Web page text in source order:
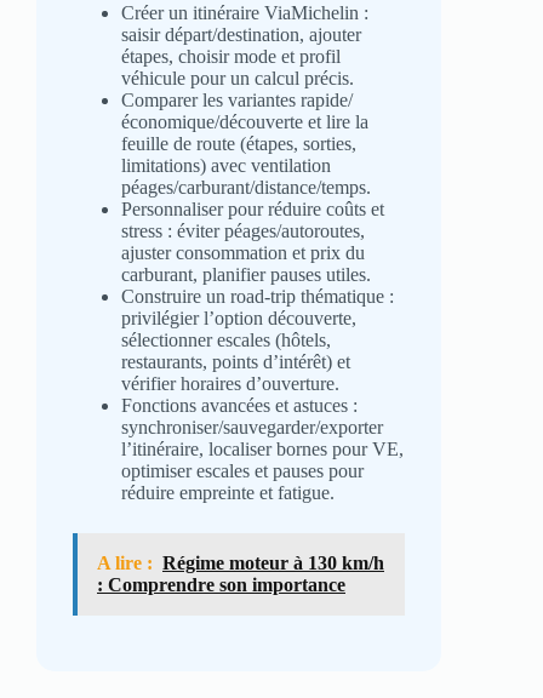
Créer un itinéraire ViaMichelin :
saisir départ/destination, ajouter
étapes, choisir mode et profil
véhicule pour un calcul précis.
Comparer les variantes rapide/
économique/découverte et lire la
feuille de route (étapes, sorties,
limitations) avec ventilation
péages/carburant/distance/temps.
Personnaliser pour réduire coûts et
stress : éviter péages/autoroutes,
ajuster consommation et prix du
carburant, planifier pauses utiles.
Construire un road‑trip thématique :
privilégier l’option découverte,
sélectionner escales (hôtels,
restaurants, points d’intérêt) et
vérifier horaires d’ouverture.
Fonctions avancées et astuces :
synchroniser/sauvegarder/exporter
l’itinéraire, localiser bornes pour VE,
optimiser escales et pauses pour
réduire empreinte et fatigue.
A lire : Régime moteur à 130 km/h
: Comprendre son importance